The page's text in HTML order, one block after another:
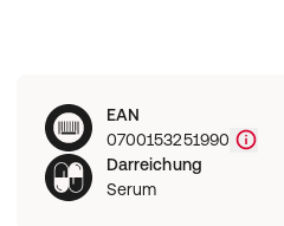
EAN
0700153251990
Darreichung
Serum